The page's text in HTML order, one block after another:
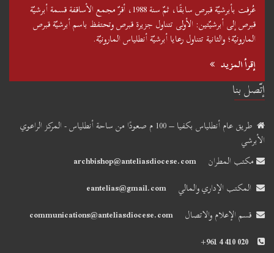
عُرفت بأبرشيّة قبرص سابقًا، ثمّ سنة 1988، أقرّ مجمع الأساقفة قسمة أبرشيّة
قبرص إلى أبرشيّتين: الأولى تتناول جزيرة قبرص وتحتفظ باسم أبرشيّة قبرص
المارونيّة؛ والثانية تتناول رعايا أبرشيّة أنطلياس المارونيّة.
إقرأ المزيد
إتّصل بنا
طريق عام أنطلياس بكفيا – 100 م صعودًا من ساحة أنطلياس - المركز الراعوي
الأبرشي
مكتب المطران
archbishop@anteliasdiocese.com
المكتب الإداري والمالي
eantelias@gmail.com
قسم الإعلام والاتصال
communications@anteliasdiocese.com
+961 4 410 020